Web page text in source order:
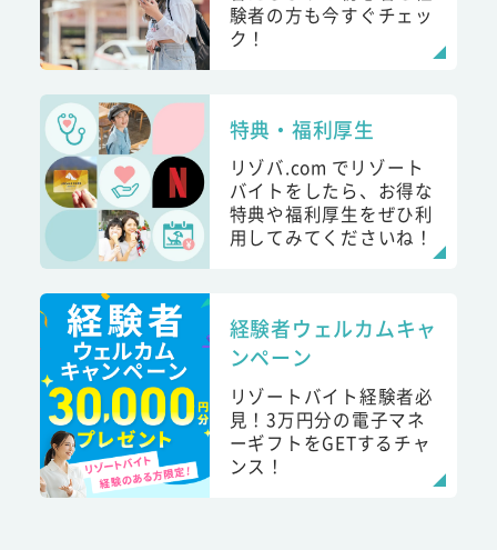
験者の方も今すぐチェッ
ク！
特典・福利厚生
リゾバ.com でリゾート
バイトをしたら、お得な
特典や福利厚生をぜひ利
用してみてくださいね！
経験者ウェルカムキャ
ンペーン
リゾートバイト経験者必
見！3万円分の電子マネ
ーギフトをGETするチャ
ンス！